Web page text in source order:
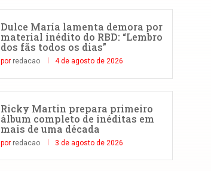
Dulce María lamenta demora por
material inédito do RBD: “Lembro
dos fãs todos os dias”
por redacao 4 de agosto de 2026
Ricky Martin prepara primeiro
álbum completo de inéditas em
mais de uma década
por redacao 3 de agosto de 2026